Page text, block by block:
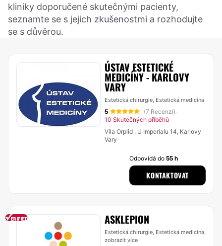
kliniky doporučené skutečnými pacienty,
seznamte se s jejich zkušenostmi a rozhodujte
se s důvěrou.
ÚSTAV ESTETICKÉ
MEDICÍNY - KARLOVY
VARY
Estetická chirurgie, Estetická medicína
5 (7 Recenzí)·
10 Skutečných příběhů
Vila Orplid , U Imperialu 14, Karlovy
Vary
Odpovídá do55 h
KONTAKTOVAT
ASKLEPION
Estetická chirurgie, Estetická medicína,
zobrazit více